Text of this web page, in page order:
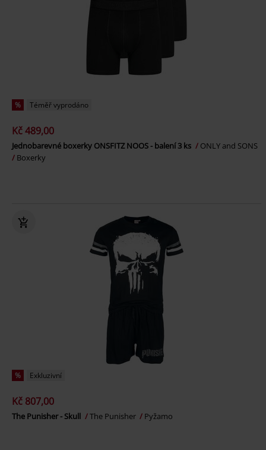
% Téměř vyprodáno
Kč 489,00
Jednobarevné boxerky ONSFITZ NOOS - balení 3 ks
ONLY and SONS
Boxerky
% Exkluzivní
Kč 807,00
The Punisher - Skull The Punisher Pyžamo